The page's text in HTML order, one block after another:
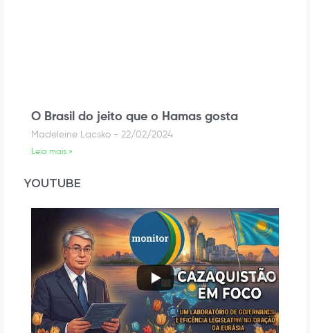
O Brasil do jeito que o Hamas gosta
Madeleine Lacsko 22/02/2024
Leia mais »
YOUTUBE